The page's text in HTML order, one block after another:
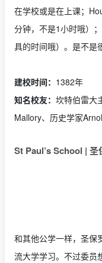
在学校或是在上课；
分钟，不是1小时哦）
具的时间哦）。是不是
建校时间： 1382年
知名校友： 坎特伯雷大
Mallory、历史学家
St Paul’s School | 圣
和其他公学一样，圣保
流大学学习。不过委员